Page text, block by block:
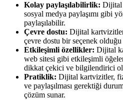
Kolay paylaşılabilirlik: Dijital
sosyal medya paylaşımı gibi
paylaşılabilir.
Çevre dostu: Dijital
çevre dostu bir seçenek
Etkileşimli özellikler: Dijital
web sitesi gibi etkileşimli
dikkat çekici ve bilgilendirici
Pratiklik: Dijital kartvizitler,
ve paylaşılması gerektiği
çözüm sunar.